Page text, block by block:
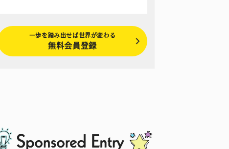
一歩を踏み出せば世界が変わる
無料会員登録